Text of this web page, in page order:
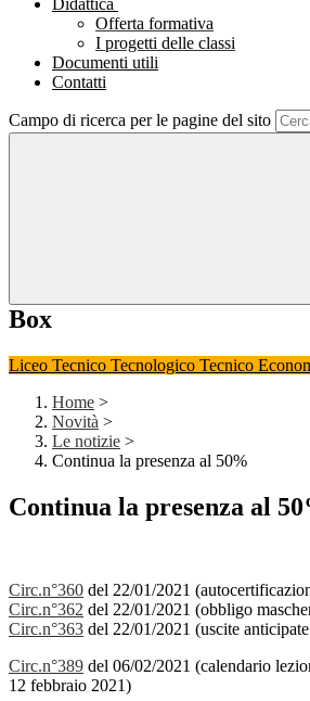
Didattica
Offerta formativa
I progetti delle classi
Documenti utili
Contatti
Campo di ricerca per le pagine del sito
Box
Liceo Tecnico Tecnologico Tecnico
Home >
Novità >
Le notizie >
Continua la presenza al 50%
Continua la presenza al
Circ.n°360 del 22/01/2021
Circ.n°362 del 22/01/2021 (obbligo
Circ.n°363 del 22/01/2021 (uscite
Circ.n°389 del 06/02/2021 (calendario
12 febbraio 2021)